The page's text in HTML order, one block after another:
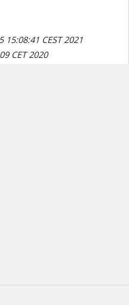
CEST 2021
CET 2020